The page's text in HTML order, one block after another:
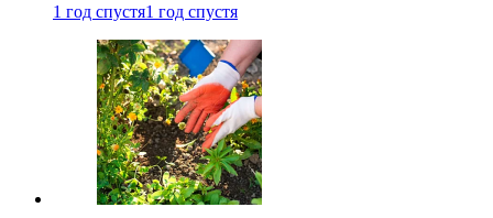
1 год спустя1 год спустя